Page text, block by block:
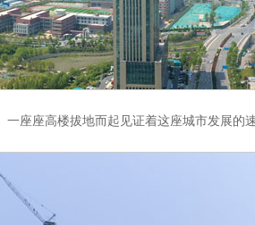
一座座高楼拔地而起见证着这座城市发展的